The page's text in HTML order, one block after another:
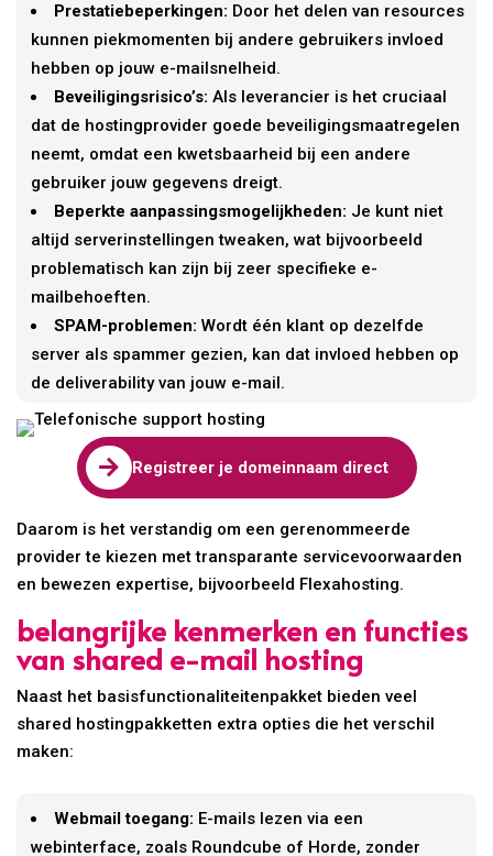
Prestatiebeperkingen: Door het delen van resources
kunnen piekmomenten bij andere gebruikers invloed
hebben op jouw e-mailsnelheid.
Beveiligingsrisico’s: Als leverancier is het cruciaal
dat de hostingprovider goede beveiligingsmaatregelen
neemt, omdat een kwetsbaarheid bij een andere
gebruiker jouw gegevens dreigt.
Beperkte aanpassingsmogelijkheden: Je kunt niet
altijd serverinstellingen tweaken, wat bijvoorbeeld
problematisch kan zijn bij zeer specifieke e-
mailbehoeften.
SPAM-problemen: Wordt één klant op dezelfde
server als spammer gezien, kan dat invloed hebben op
de deliverability van jouw e-mail.
 Registreer je domeinnaam direct
Daarom is het verstandig om een gerenommeerde
provider te kiezen met transparante servicevoorwaarden
en bewezen expertise, bijvoorbeeld Flexahosting.
belangrijke kenmerken en functies
van shared e-mail hosting
Naast het basisfunctionaliteitenpakket bieden veel
shared hostingpakketten extra opties die het verschil
maken:
Webmail toegang: E-mails lezen via een
webinterface, zoals Roundcube of Horde, zonder